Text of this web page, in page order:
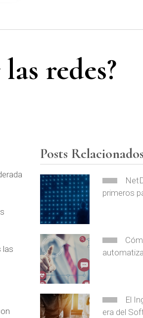
redes?
las
Posts Relacionados
primeros
El
era del